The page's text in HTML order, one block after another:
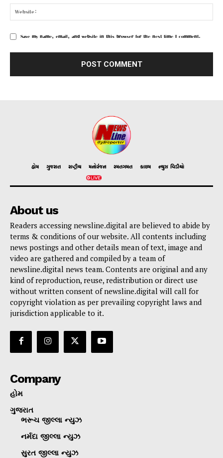
Save my name, email, and website in this browser for the next time I comment.
હોમ ગુજરાત રાષ્ટ્રીય મનોરંજન રમતગમત ક્રાઇમ ન્યુઝ વિડીયો
About us
Readers accessing newsline.digital are believed to abide by
terms & conditions of our website. All contents including
news postings and other details mean of text, image and
video are gathered and compiled by a team of
newsline.digital news team. Contents are original and any
kind of reproduction, reuse, redistribution or direct use
without written consent of newsline.digital will call for
copyright violation as per prevailing copyright laws and
jurisdiction applicable to it.
Company
હોમ
ગુજરાત
ભરૂચ જીલ્લા ન્યુઝ
નર્મદા જીલ્લા ન્યુઝ
સુરત જીલ્લા ન્યુઝ